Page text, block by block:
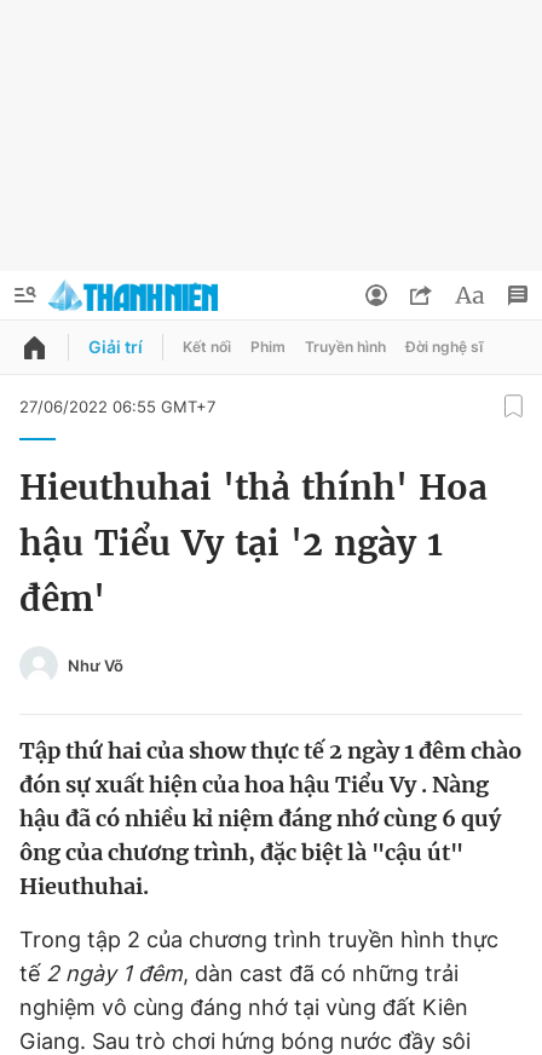
QUẢNG CÁO
Video Magazine
Sản phẩm khác
Thông tin tòa soạn Liên hệ quảng cáo
Đổi mật khẩu
Tin đã lưu
Tin đã xem
Đăng xuất
Giải trí Kết nối Phim Truyền hình Đời nghệ sĩ
27/06/2022 06:55 GMT+7
Hieuthuhai 'thả thính' Hoa
hậu Tiểu Vy tại '2 ngày 1
đêm'
Như Võ
Tập thứ hai của show thực tế 2 ngày 1 đêm chào
đón sự xuất hiện của hoa hậu Tiểu Vy . Nàng
hậu đã có nhiều kỉ niệm đáng nhớ cùng 6 quý
ông của chương trình, đặc biệt là "cậu út"
Hieuthuhai.
Trong tập 2 của chương trình truyền hình thực
tế 2 ngày 1 đêm, dàn cast đã có những trải
nghiệm vô cùng đáng nhớ tại vùng đất Kiên
Giang. Sau trò chơi hứng bóng nước đầy sôi